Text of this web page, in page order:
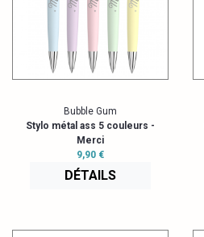
Bubble Gum
Stylo métal ass 5 couleurs -
Merci
9,90 €
DÉTAILS